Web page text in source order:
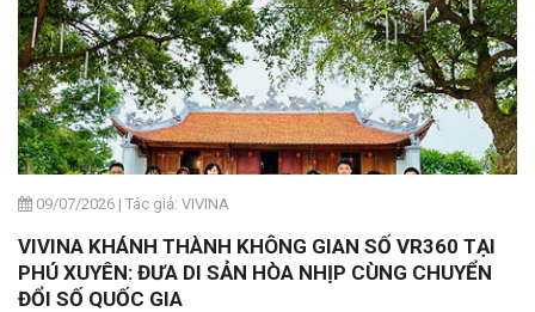
09/07/2026 | Tác giả: VIVINA
VIVINA KHÁNH THÀNH KHÔNG GIAN SỐ VR360 TẠI
PHÚ XUYÊN: ĐƯA DI SẢN HÒA NHỊP CÙNG CHUYỂN
ĐỔI SỐ QUỐC GIA